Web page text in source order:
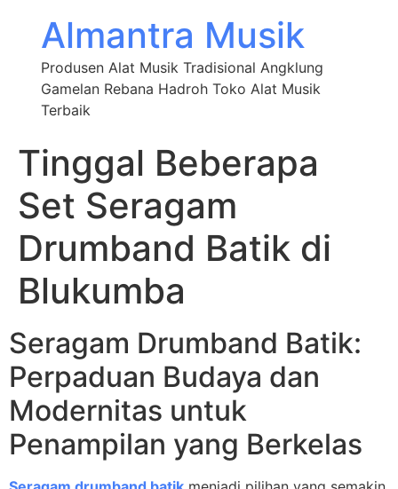
Almantra Musik
Produsen Alat Musik Tradisional Angklung
Gamelan Rebana Hadroh Toko Alat Musik
Terbaik
Tinggal Beberapa
Set Seragam
Drumband Batik di
Blukumba
Seragam Drumband Batik:
Perpaduan Budaya dan
Modernitas untuk
Penampilan yang Berkelas